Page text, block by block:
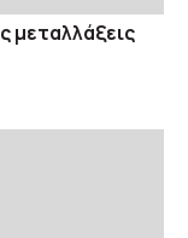
μεταλλάξεις